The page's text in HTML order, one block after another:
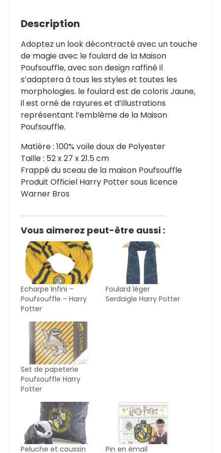
Description
Adoptez un look décontracté avec un touche
de magie avec le foulard de la Maison
Poufsouffle, avec son design raffiné il
s’adaptera à tous les styles et toutes les
morphologies. le foulard est de coloris Jaune,
il est orné de rayures et d’illustrations
représentant l’emblème de la Maison
Poufsouffle.
Matière : 100% voile doux de Polyester
Taille : 52 x 27 x 21.5 cm
Frappé du sceau de la maison Poufsouffle
Produit Officiel Harry Potter sous licence
Warner Bros
Vous aimerez peut-être aussi :
Echarpe Infini –
Poufsouffle – Harry
Potter
Foulard léger
Serdaigle Harry Potter
Set de papeterie
Poufsouffle Harry
Potter
Peluche et coussin
Pin en émail